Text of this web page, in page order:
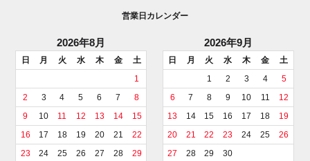
営業日カレンダー
2026年8月
日 月 火 水 木 金
土
1
2
3 4 5 6 7
8
9
10 11 12 13 14
15
16
17 18 19 20 21
22
23
24 25 26 27 28
29
2026年9月
日 月 火 水 木 金
土
1
2 3 4
5
6
7 8 9 10 11
12
13
14 15 16 17 18
19
20
21 22 23 24 25
26
27
28 29 30